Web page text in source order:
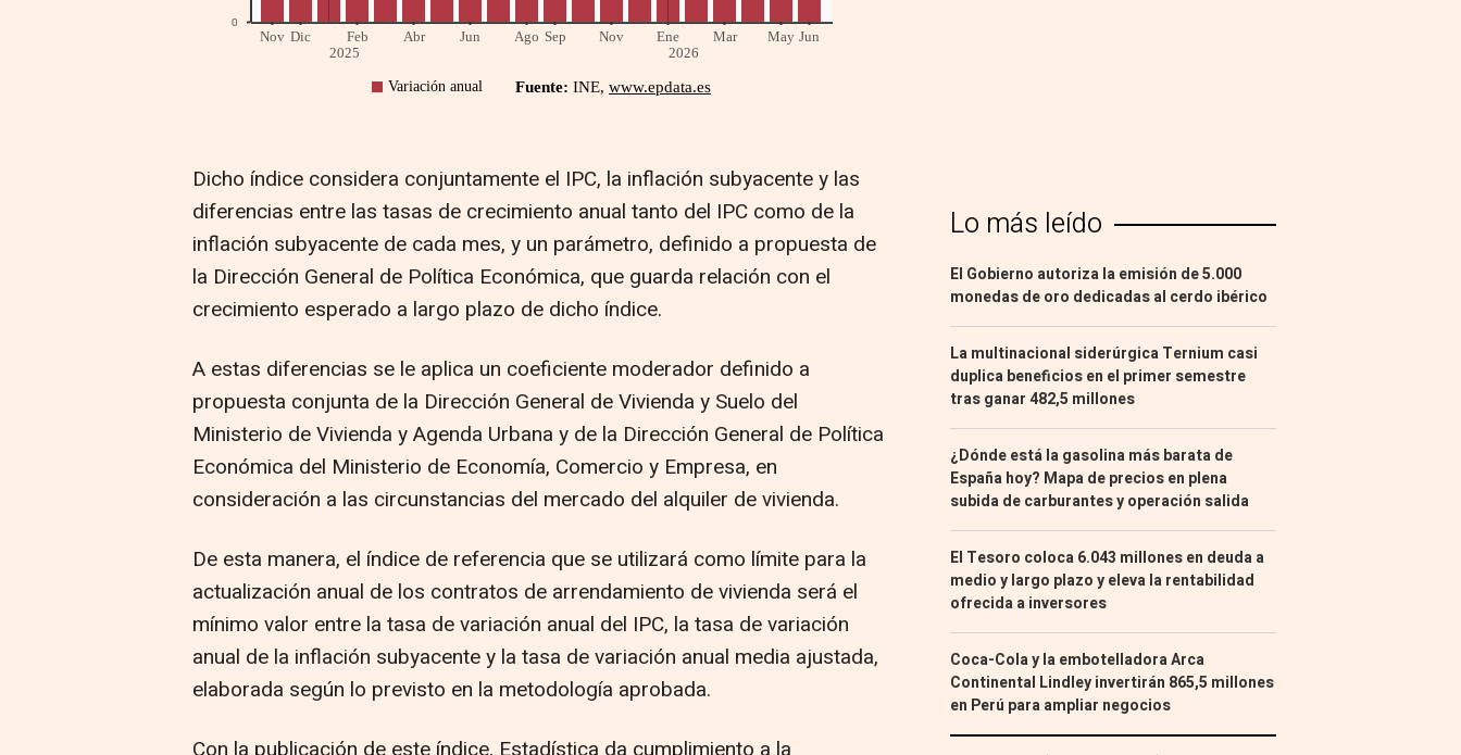
Dicho índice considera conjuntamente el IPC, la inflación subyacente y las
diferencias entre las tasas de crecimiento anual tanto del IPC como de la
inflación subyacente de cada mes, y un parámetro, definido a propuesta de
la Dirección General de Política Económica, que guarda relación con el
crecimiento esperado a largo plazo de dicho índice.
A estas diferencias se le aplica un coeficiente moderador definido a
propuesta conjunta de la Dirección General de Vivienda y Suelo del
Ministerio de Vivienda y Agenda Urbana y de la Dirección General de Política
Económica del Ministerio de Economía, Comercio y Empresa, en
consideración a las circunstancias del mercado del alquiler de vivienda.
De esta manera, el índice de referencia que se utilizará como límite para la
actualización anual de los contratos de arrendamiento de vivienda será el
mínimo valor entre la tasa de variación anual del IPC, la tasa de variación
anual de la inflación subyacente y la tasa de variación anual media ajustada,
elaborada según lo previsto en la metodología aprobada.
Lo más leído
El Gobierno autoriza la emisión de 5.000
monedas de oro dedicadas al cerdo ibérico
La multinacional siderúrgica Ternium casi
duplica beneficios en el primer semestre
tras ganar 482,5 millones
¿Dónde está la gasolina más barata de
España hoy? Mapa de precios en plena
subida de carburantes y operación salida
El Tesoro coloca 6.043 millones en deuda a
medio y largo plazo y eleva la rentabilidad
ofrecida a inversores
Coca-Cola y la embotelladora Arca
Continental Lindley invertirán 865,5 millones
en Perú para ampliar negocios